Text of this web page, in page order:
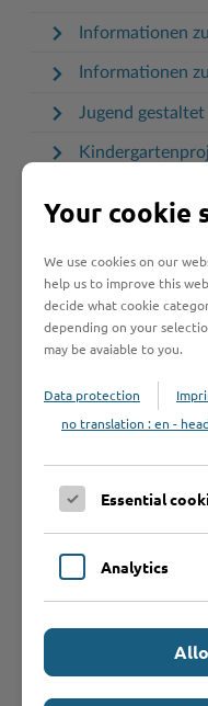
Informationen
Informationen
Jugend
Klimaleitstelle
Klimaschutz -
-
Klimaschutz
Klimaschutz in
Klimaschutz in
Klimaschutz in
Klimaschutz
kreiseigenen
Your cookie
We use cookies on our
help us to improve this
decide what cookie
depending on your
may be avaiable to you.
Data protection
no translation : en -
Essential
Analytics